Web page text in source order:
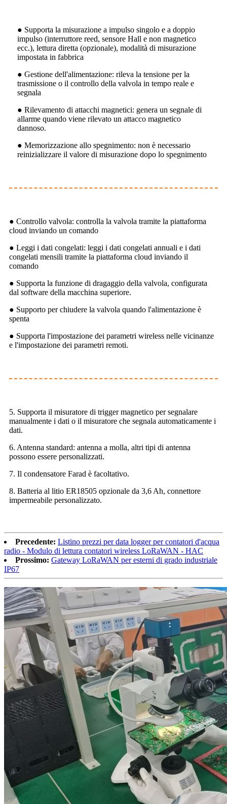
● Supporta la misurazione a impulso singolo e a doppio
impulso (interruttore reed, sensore Hall e non magnetico
ecc.), lettura diretta (opzionale), modalità di misurazione
impostata in fabbrica
● Gestione dell'alimentazione: rileva la tensione per la
trasmissione o il controllo della valvola in tempo reale e
segnala
● Rilevamento di attacchi magnetici: genera un segnale di
allarme quando viene rilevato un attacco magnetico
dannoso.
● Memorizzazione allo spegnimento: non è necessario
reinizializzare il valore di misurazione dopo lo spegnimento
● Controllo valvola: controlla la valvola tramite la piattaforma
cloud inviando un comando
● Leggi i dati congelati: leggi i dati congelati annuali e i dati
congelati mensili tramite la piattaforma cloud inviando il
comando
● Supporta la funzione di dragaggio della valvola, configurata
dal software della macchina superiore.
● Supporto per chiudere la valvola quando l'alimentazione è
spenta
● Supporta l'impostazione dei parametri wireless nelle vicinanze
e l'impostazione dei parametri remoti.
5. Supporta il misuratore di trigger magnetico per segnalare
manualmente i dati o il misuratore che segnala automaticamente i
dati.
6. Antenna standard: antenna a molla, altri tipi di antenna
possono essere personalizzati.
7. Il condensatore Farad è facoltativo.
8. Batteria al litio ER18505 opzionale da 3,6 Ah, connettore
impermeabile personalizzato.
Precedente: Listino prezzi per data logger per contatori d'acqua
radio - Modulo di lettura contatori wireless LoRaWAN - HAC
Prossimo: Gateway LoRaWAN per esterni di grado industriale
IP67